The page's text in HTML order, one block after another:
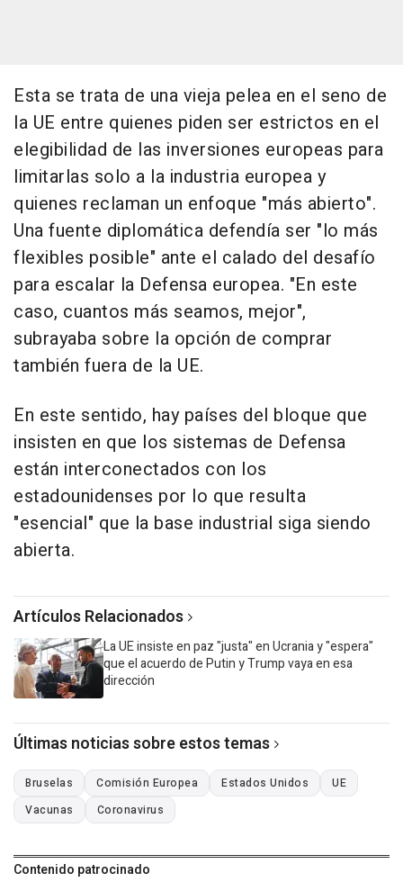
Esta se trata de una vieja pelea en el seno de
la UE entre quienes piden ser estrictos en el
elegibilidad de las inversiones europeas para
limitarlas solo a la industria europea y
quienes reclaman un enfoque "más abierto".
Una fuente diplomática defendía ser "lo más
flexibles posible" ante el calado del desafío
para escalar la Defensa europea. "En este
caso, cuantos más seamos, mejor",
subrayaba sobre la opción de comprar
también fuera de la UE.
En este sentido, hay países del bloque que
insisten en que los sistemas de Defensa
están interconectados con los
estadounidenses por lo que resulta
"esencial" que la base industrial siga siendo
abierta.
Artículos Relacionados
La UE insiste en paz "justa" en Ucrania y "espera"
que el acuerdo de Putin y Trump vaya en esa
dirección
Últimas noticias sobre estos temas
Bruselas Comisión Europea Estados Unidos
UE
Vacunas
Coronavirus
Contenido patrocinado